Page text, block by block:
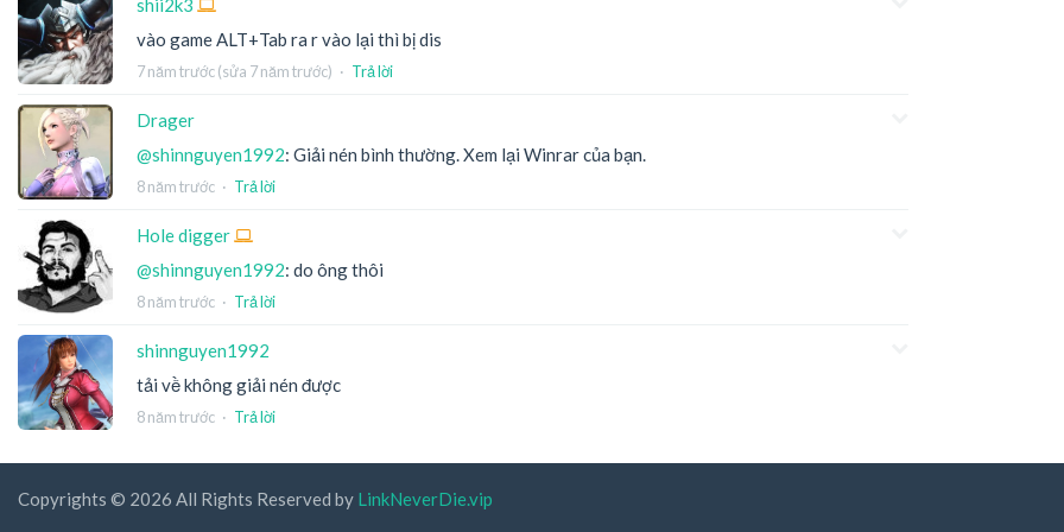
shii2k3
vào game ALT+Tab ra r vào lại thì bị dis
7 năm trước(sửa 7 năm trước) · Trả lời
Drager
@shinnguyen1992: Giải nén bình thường. Xem lại Winrar của bạn.
8 năm trước · Trả lời
Hole digger
@shinnguyen1992: do ông thôi
8 năm trước · Trả lời
shinnguyen1992
tải về không giải nén được
8 năm trước · Trả lời
Copyrights © 2026 All Rights Reserved by LinkNeverDie.vip